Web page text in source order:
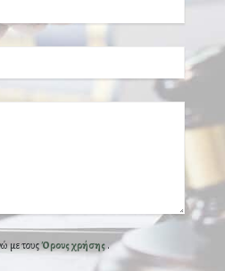
με τουςΌρους χρήσης.